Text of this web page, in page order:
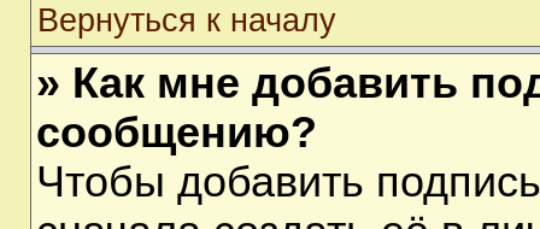
Вернуться к началу
» Как мне добавить
сообщению?
Чтобы добавить